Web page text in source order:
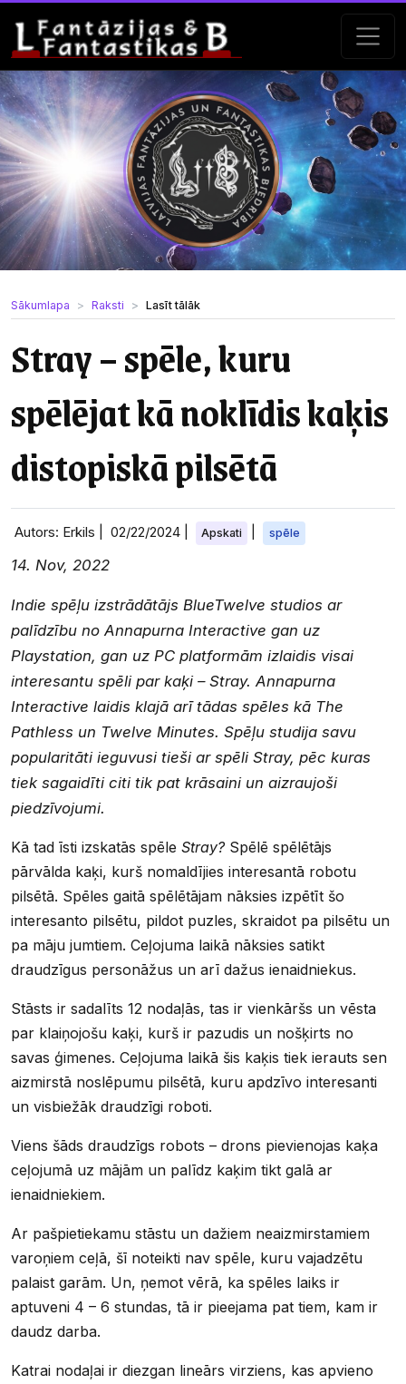
Sākumlapa Raksti Lasīt tālāk
Stray – spēle, kuru
spēlējat kā noklīdis kaķis
distopiskā pilsētā
Autors: Erkils | 02/22/2024 Apskati spēle
14. Nov, 2022
Indie spēļu izstrādātājs BlueTwelve studios ar
palīdzību no Annapurna Interactive gan uz
Playstation, gan uz PC platformām izlaidis visai
interesantu spēli par kaķi – Stray. Annapurna
Interactive laidis klajā arī tādas spēles kā The
Pathless un Twelve Minutes. Spēļu studija savu
popularitāti ieguvusi tieši ar spēli Stray, pēc kuras
tiek sagaidīti citi tik pat krāsaini un aizraujoši
piedzīvojumi.
Kā tad īsti izskatās spēle Stray? Spēlē spēlētājs
pārvālda kaķi, kurš nomaldījies interesantā robotu
pilsētā. Spēles gaitā spēlētājam nāksies izpētīt šo
interesanto pilsētu, pildot puzles, skraidot pa pilsētu un
pa māju jumtiem. Ceļojuma laikā nāksies satikt
draudzīgus personāžus un arī dažus ienaidniekus.
Stāsts ir sadalīts 12 nodaļās, tas ir vienkāršs un vēsta
par klaiņojošu kaķi, kurš ir pazudis un nošķirts no
savas ģimenes. Ceļojuma laikā šis kaķis tiek ierauts sen
aizmirstā noslēpumu pilsētā, kuru apdzīvo interesanti
un visbiežāk draudzīgi roboti.
Viens šāds draudzīgs robots – drons pievienojas kaķa
ceļojumā uz mājām un palīdz kaķim tikt galā ar
ienaidniekiem.
Ar pašpietiekamu stāstu un dažiem neaizmirstamiem
varoņiem ceļā, šī noteikti nav spēle, kuru vajadzētu
palaist garām. Un, ņemot vērā, ka spēles laiks ir
aptuveni 4 – 6 stundas, tā ir pieejama pat tiem, kam ir
daudz darba.
Katrai nodaļai ir diezgan lineārs virziens, kas apvieno